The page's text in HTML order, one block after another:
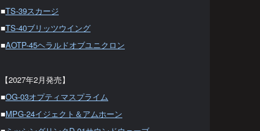
■TS-39スカージ
■TS-40ブリッツウイング
■AOTP-45ヘラルドオブユニクロン
【2027年2月発売】
■OG-03オプティマスプライム
■MPG-24イジェクト＆アムホーン